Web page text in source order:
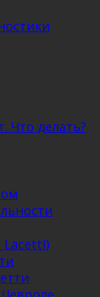
Что делать?
Lacetti)